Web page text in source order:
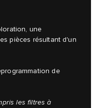
une
pièces résultant d'un
de
les filtres à